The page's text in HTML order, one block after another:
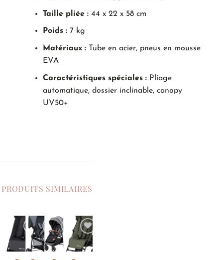
Taille pliée :44 x 22 x 58 cm
Poids :7 kg
Matériaux :Tube en acier, pneus en mousse
EVA
Caractéristiques spéciales :Pliage
automatique, dossier inclinable, canopy
UV50+
PRODUITS SIMILAIRES
Ajouter
à la
Ajouter
à la
Ajouter
à la
Ajouter
à la